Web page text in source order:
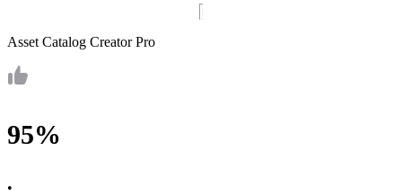
Asset Catalog Creator Pro
95%
•